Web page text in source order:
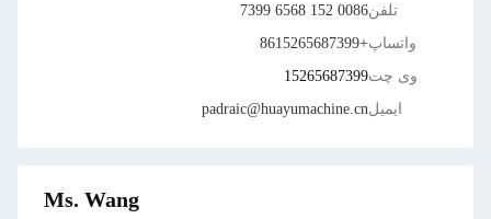
تلفن0086 152 6568 7399
واتساپ+8615265687399
وی چت15265687399
ایمیلpadraic@huayumachine.cn
Ms. Wang